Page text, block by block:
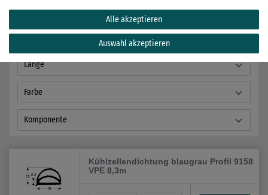
Bauart
Spannung
Länge
Farbe
Komponente
Kühlzellendichtung blaugrau Profil 9158
VPE 8,3m
Alle akzeptieren
Auswahl akzeptieren